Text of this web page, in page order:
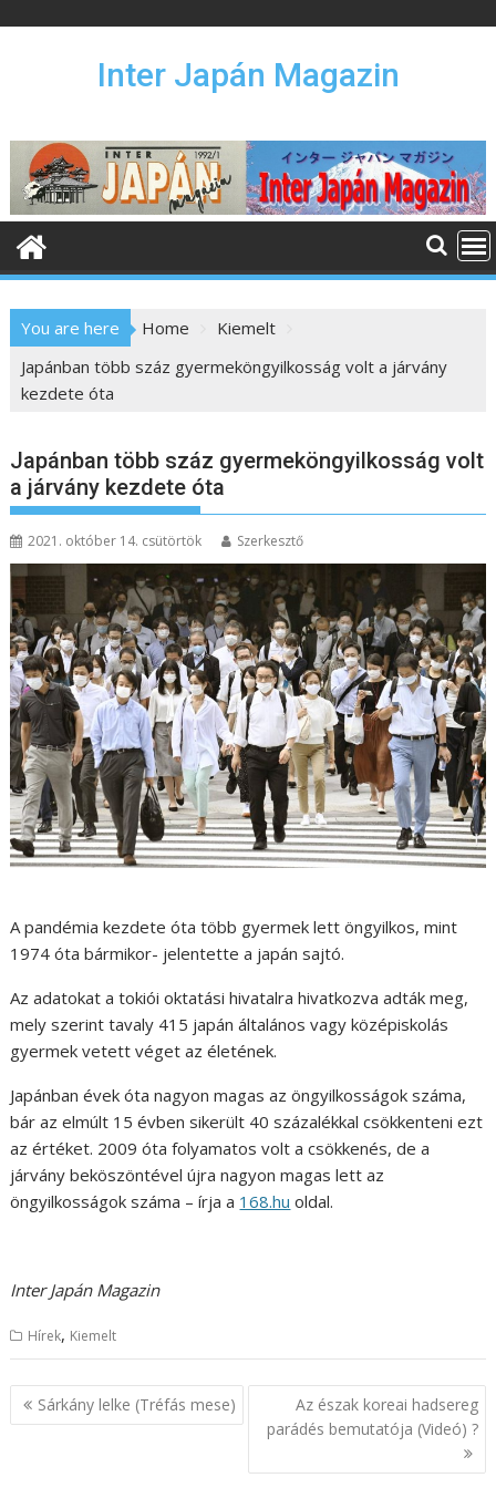
n
e
Inter Japán Magazin
You are here Home
Kiemelt
Japánban több száz gyermeköngyilkosság volt a járvány
kezdete óta
Japánban több száz gyermeköngyilkosság volt
a járvány kezdete óta
2021. október 14. csütörtök Szerkesztő
A pandémia kezdete óta több gyermek lett öngyilkos, mint
1974 óta bármikor- jelentette a japán sajtó.
Az adatokat a tokiói oktatási hivatalra hivatkozva adták meg,
mely szerint tavaly 415 japán általános vagy középiskolás
gyermek vetett véget az életének.
Japánban évek óta nagyon magas az öngyilkosságok száma,
bár az elmúlt 15 évben sikerült 40 százalékkal csökkenteni ezt
az értéket. 2009 óta folyamatos volt a csökkenés, de a
járvány beköszöntével újra nagyon magas lett az
öngyilkosságok száma – írja a 168.hu oldal.
Inter Japán Magazin
Hírek, Kiemelt
B
e
Sárkány lelke (Tréfás mese)
Az észak koreai hadsereg
parádés bemutatója (Videó) ?